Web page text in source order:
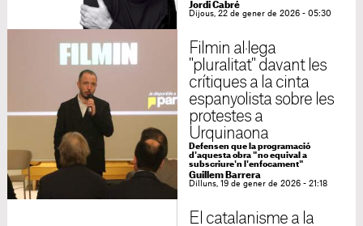
Jordi Cabré
Dijous, 22 de gener de 2026 - 05:30
Filmin al·lega
"pluralitat" davant les
crítiques a la cinta
espanyolista sobre les
protestes a
Urquinaona
Defensen que la programació
d'aquesta obra "no equival a
subscriure'n l'enfocament"
Guillem Barrera
Dilluns, 19 de gener de 2026 - 21:18
El catalanisme a la